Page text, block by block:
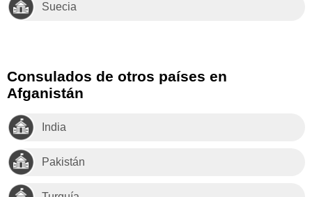
Suecia
Consulados de otros países en
Afganistán
India
Pakistán